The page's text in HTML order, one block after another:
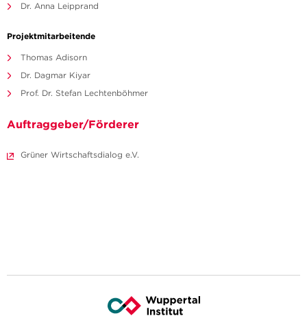
Dr. Anna Leipprand
Projektmitarbeitende
Thomas Adisorn
Dr. Dagmar Kiyar
Prof. Dr. Stefan Lechtenböhmer
Auftraggeber/Förderer
Grüner Wirtschaftsdialog e.V.